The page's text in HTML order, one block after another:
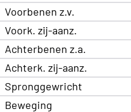
Voorbenen z.v.
Voork. zij-aanz.
Achterbenen z.a.
Achterk. zij-aanz.
Spronggewricht
Beweging